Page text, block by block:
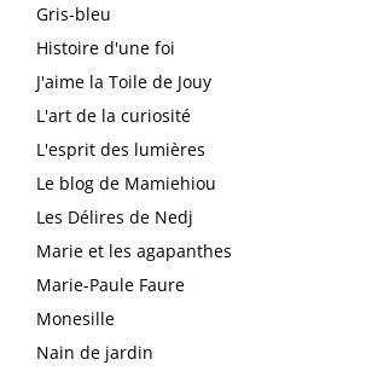
Gris-bleu
Histoire d'une foi
J'aime la Toile de Jouy
L'art de la curiosité
L'esprit des lumières
Le blog de Mamiehiou
Les Délires de Nedj
Marie et les agapanthes
Marie-Paule Faure
Monesille
Nain de jardin